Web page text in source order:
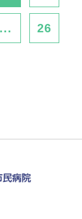
... 26